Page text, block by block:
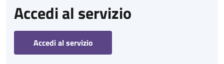
Accedi al servizio
Accedi al servizio